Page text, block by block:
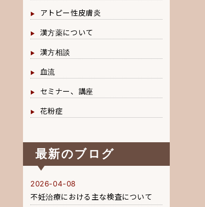
アトピー性皮膚炎
漢方薬について
漢方相談
血流
セミナー、講座
花粉症
最新のブログ
2026-04-08
不妊治療における主な検査について